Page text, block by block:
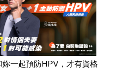
妳一起預防HPV，才有資格